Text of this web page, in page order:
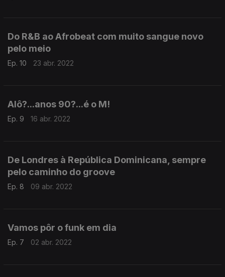
Do R&B ao Afrobeat com muito sangue novo
pelo meio
Ep. 10 23 abr. 2022
Alô?...anos 90?...é o M!
Ep. 9 16 abr. 2022
De Londres à República Dominicana, sempre
pelo caminho do groove
Ep. 8 09 abr. 2022
Vamos pôr o funk em dia
Ep. 7 02 abr. 2022